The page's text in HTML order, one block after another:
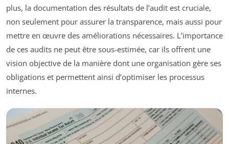
plus, la documentation des résultats de l’audit est cruciale,
non seulement pour assurer la transparence, mais aussi pour
mettre en œuvre des améliorations nécessaires. L’importance
de ces audits ne peut être sous-estimée, car ils offrent une
vision objective de la manière dont une organisation gère ses
obligations et permettent ainsi d’optimiser les processus
internes.